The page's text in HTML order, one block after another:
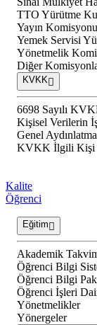
TTO Yürütme
Yayın Komisyonu
Yemek Servisi
Yönetmelik
Diğer
KVKK
6698 Sayılı
Kişisel Verilerin
Genel
KVKK İlgili Kişi
Kalite
Öğrenci
Eğitim
Akademik
Öğrenci Bilgi
Öğrenci Bilgi
Öğrenci İşleri
Yönetmelikler
Yönergeler